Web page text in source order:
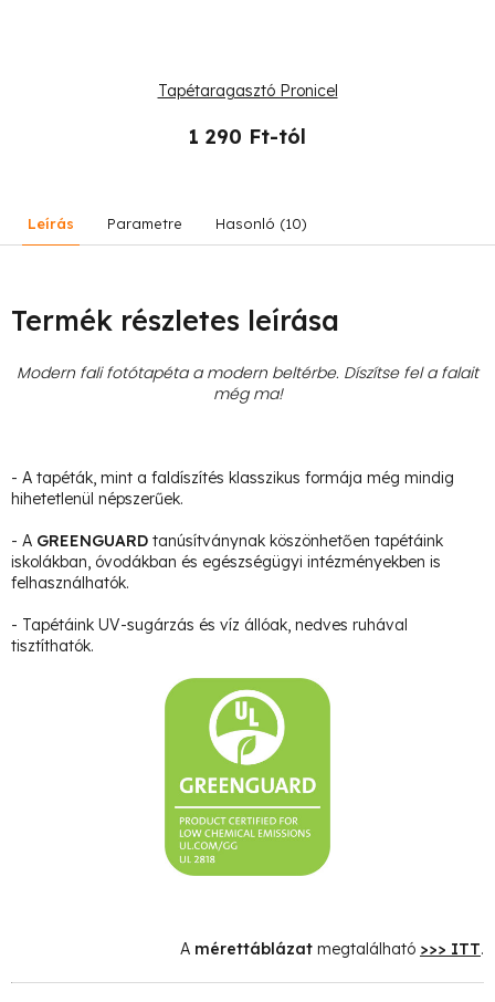
Tapétaragasztó Pronicel
1 290 Ft-tól
Leírás Parametre Hasonló (10)
Termék részletes leírása
Modern fali fotótapéta a modern beltérbe. Díszítse fel a falait
még ma!
- A tapéták, mint a faldíszítés klasszikus formája még mindig
hihetetlenül népszerűek.
- A GREENGUARD tanúsítványnak köszönhetően tapétáink
iskolákban, óvodákban és egészségügyi intézményekben is
felhasználhatók.
- Tapétáink UV-sugárzás és víz állóak, nedves ruhával
tisztíthatók.
A mérettáblázat megtalálható >>> ITT.